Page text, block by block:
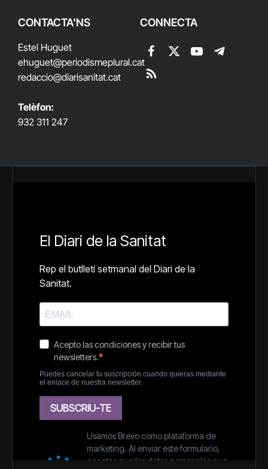
CONTACTA'NS
Estel Huguet
ehuguet@periodismeplural.cat
redaccio@diarisanitat.cat
Telèfon:
932 311 247
CONNECTA
Facebook
X
YouTubeTelegram
RSS